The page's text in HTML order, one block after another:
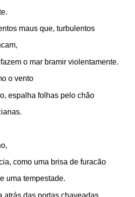
maus que, turbulentos
o mar bramir violentamente.
o vento
espalha folhas pelo chão
como uma brisa de furacão
uma tempestade.
atrás das portas chaveadas